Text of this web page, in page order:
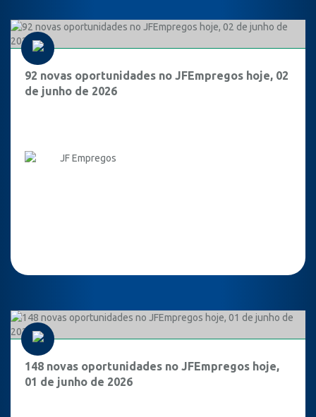
92 novas oportunidades no JFEmpregos hoje, 02
de junho de 2026
JF Empregos
148 novas oportunidades no JFEmpregos hoje,
01 de junho de 2026